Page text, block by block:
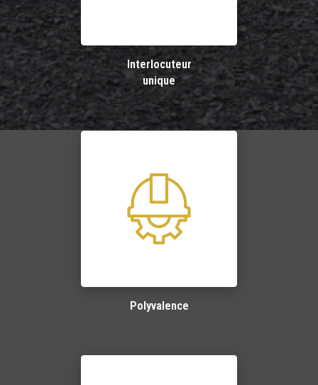
Interlocuteur
unique
Polyvalence